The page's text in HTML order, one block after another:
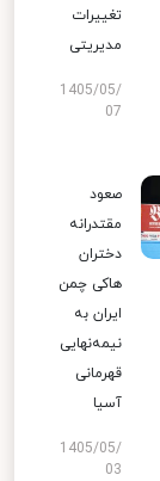
تغییرات
مدیریتی
1405/05/
07
صعود
مقتدرانه
دختران
هاکی چمن
ایران به
نیمه‌نهایی
قهرمانی
آسیا
1405/05/
03